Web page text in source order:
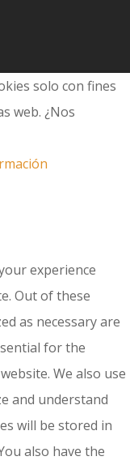
solo con fines
web. ¿Nos
experience
Out of these
as necessary are
for the
We also use
and understand
will be stored in
also have the